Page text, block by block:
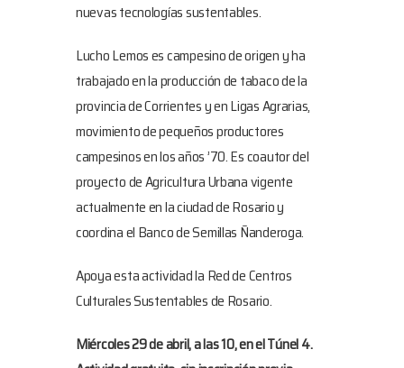
nuevas tecnologías sustentables.
Lucho Lemos es campesino de origen y ha
trabajado en la producción de tabaco de la
provincia de Corrientes y en Ligas Agrarias,
movimiento de pequeños productores
campesinos en los años ’70. Es coautor del
proyecto de Agricultura Urbana vigente
actualmente en la ciudad de Rosario y
coordina el Banco de Semillas Ñanderoga.
Apoya esta actividad la Red de Centros
Culturales Sustentables de Rosario.
Miércoles 29 de abril, a las 10, en el Túnel 4.